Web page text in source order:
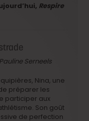
Respire
Serneels
Nina, une
préparer les
participer aux
Son goût
de perfection